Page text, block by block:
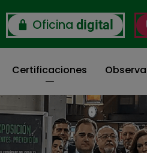
Oficina digital
Certificaciones